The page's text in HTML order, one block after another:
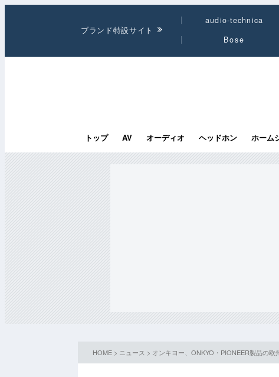
ブランド特設サイト
audio-technica
Bose
トップ AV オーディオ ヘッドホン ホーム
HOME > ニュース > オンキヨー、ONKYO・PIONEER製品の欧